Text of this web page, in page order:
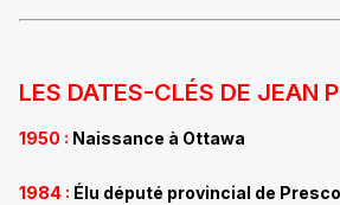
LES DATES-CLÉS DE JEAN
1950 : Naissance à Ottawa
1984 : Élu député provincial de